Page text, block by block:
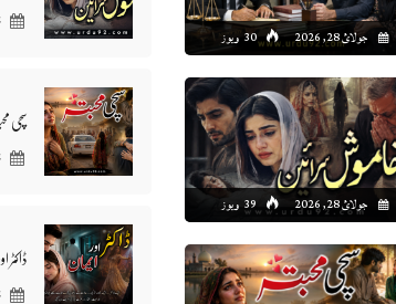
جولائ 28, 2026 30 ویوز
جولائ 28, 2026 39 ویوز
سچی
ڈاکٹر